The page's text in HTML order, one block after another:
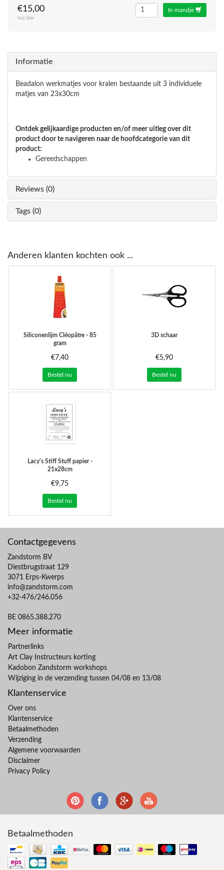
€15,00
Incl. btw
In mandje
Informatie
Beadalon werkmatjes voor kralen bestaande uit 3 individuele
matjes van 23x30cm
Ontdek gelijkaardige producten en/of meer uitleg over dit
product door te navigeren naar de hoofdcategorie van dit
product:
Gereedschappen
Reviews (0)
Tags (0)
Anderen klanten kochten ook ...
Siliconenlijm Cléopâtre - 85
gram
€7,40
Bestel nu
3D schaar
€5,90
Bestel nu
Lacy's Stiff Stuff papier -
21x28cm
€9,75
Bestel nu
Contactgegevens
Zandstorm BV
Diestbrugstraat 129
3071 Erps-Kwerps
info@zandstorm.com
+32-476/246.056
BE 0865.388.270
Meer informatie
Partnerlinks
Art Clay Instructeurs korting
Kadobon Zandstorm workshops
Wijziging in de verzending tussen 04/08 en 13/08
Klantenservice
Over ons
Klantenservice
Betaalmethoden
Verzending
Algemene voorwaarden
Disclaimer
Privacy Policy
Betaalmethoden